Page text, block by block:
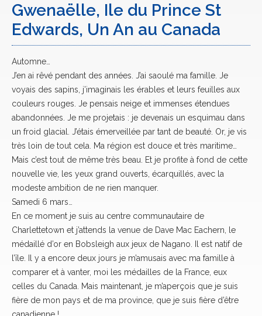
Gwenaëlle, Ile du Prince St
Edwards, Un An au Canada
Automne…
J’en ai rêvé pendant des années. J’ai saoulé ma famille. Je
voyais des sapins, j’imaginais les érables et leurs feuilles aux
couleurs rouges. Je pensais neige et immenses étendues
abandonnées. Je me projetais : je devenais un esquimau dans
un froid glacial. J’étais émerveillée par tant de beauté. Or, je vis
très loin de tout cela. Ma région est douce et très maritime…
Mais c’est tout de même très beau. Et je profite à fond de cette
nouvelle vie, les yeux grand ouverts, écarquillés, avec la
modeste ambition de ne rien manquer.
Samedi 6 mars…
En ce moment je suis au centre communautaire de
Charlettetown et j’attends la venue de Dave Mac Eachern, le
médaillé d’or en Bobsleigh aux jeux de Nagano. Il est natif de
l’île. Il y a encore deux jours je m’amusais avec ma famille à
comparer et à vanter, moi les médailles de la France, eux
celles du Canada. Mais maintenant, je m’aperçois que je suis
fière de mon pays et de ma province, que je suis fière d’être